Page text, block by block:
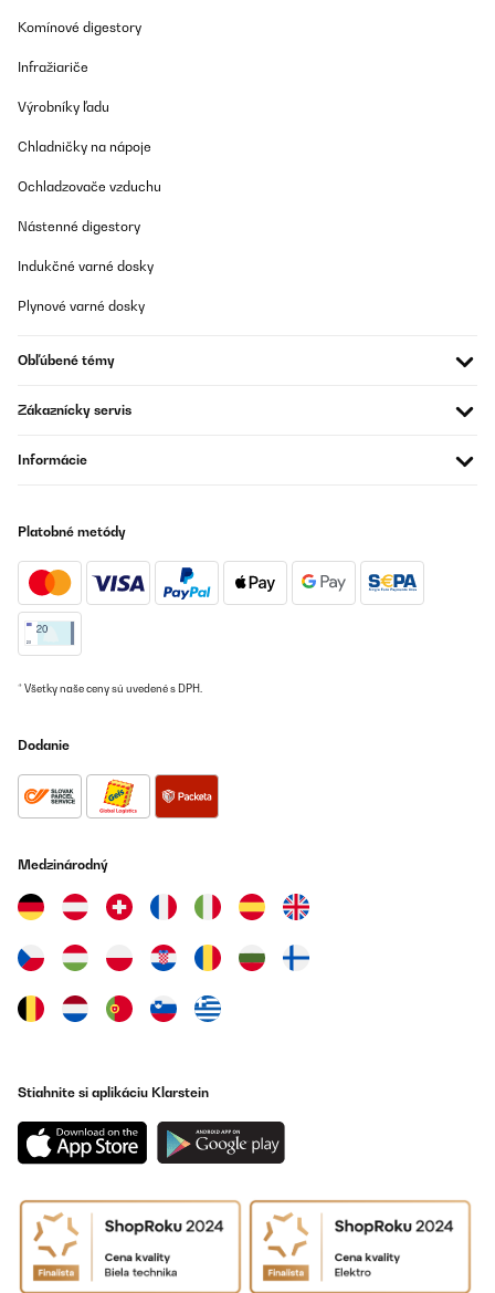
Amazon-Benutzer
Preložiť
Molto bello esteticamente e funziona bene
Utente Amazon
Preložiť
Me ha encantado el diseño estoy creando mi cocina retro y va
genial con el color de mi cocina y nevera lo único el cable es
corto pero para colocarlo en la pared está genial.La marca es
alemana muy buena ya que tengo otras cosas instaladas en mi
casa de esta misma marca y es buenísima.
Usuario/a de amazon
Amazon-Benutzer
Style, anstandslos macht sie ihre Arbeit:)
Amazon-Benutzer
Preložiť
OVERENÁ KONTROLA
03/11/2024
Fornetto molto carino stile vintage come richiesto.
Komínové digestory
Infražiariče
Výrobníky ľadu
Chladničky na nápoje
Ochladzovače vzduchu
Nástenné digestory
Indukčné varné dosky
Plynové varné dosky
Obľúbené témy
Zákaznícky servis
Informácie
Platobné metódy
* Všetky naše ceny sú uvedené s DPH.
Dodanie
Medzinárodný
Stiahnite si aplikáciu Klarstein